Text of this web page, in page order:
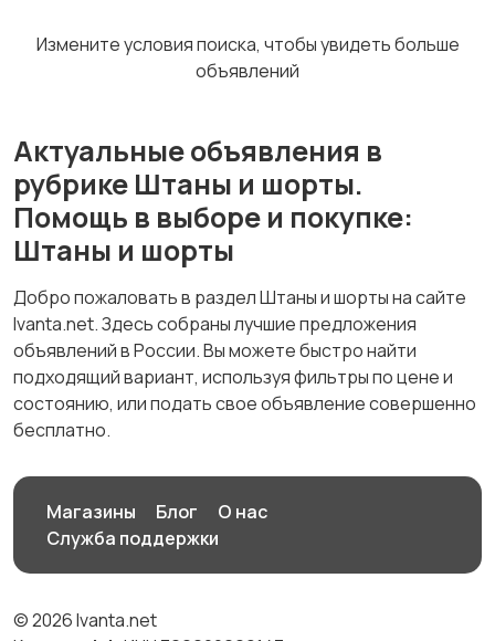
Измените условия поиска, чтобы увидеть больше
объявлений
Актуальные объявления в
рубрике Штаны и шорты.
Помощь в выборе и покупке:
Штаны и шорты
Добро пожаловать в раздел Штаны и шорты на сайте
Ivanta.net. Здесь собраны лучшие предложения
объявлений в России. Вы можете быстро найти
подходящий вариант, используя фильтры по цене и
состоянию, или подать свое объявление совершенно
бесплатно.
Магазины Блог
О нас
Служба поддержки
© 2026 Ivanta.net